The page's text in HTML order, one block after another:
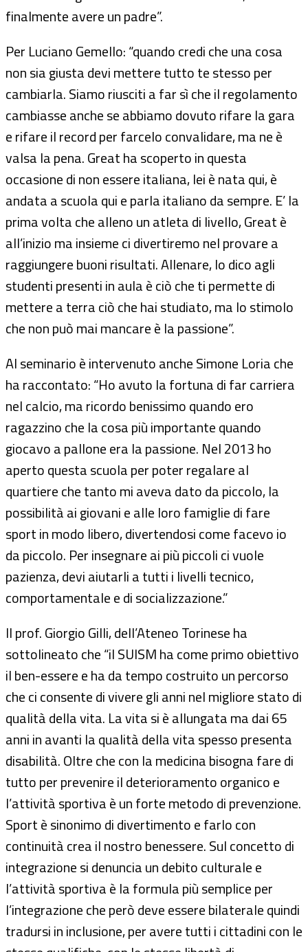
finalmente avere un padre”.
Per Luciano Gemello: “quando credi che una cosa
non sia giusta devi mettere tutto te stesso per
cambiarla. Siamo riusciti a far sì che il regolamento
cambiasse anche se abbiamo dovuto rifare la gara
e rifare il record per farcelo convalidare, ma ne è
valsa la pena. Great ha scoperto in questa
occasione di non essere italiana, lei è nata qui, è
andata a scuola qui e parla italiano da sempre. E’ la
prima volta che alleno un atleta di livello, Great è
all’inizio ma insieme ci divertiremo nel provare a
raggiungere buoni risultati. Allenare, lo dico agli
studenti presenti in aula è ciò che ti permette di
mettere a terra ciò che hai studiato, ma lo stimolo
che non può mai mancare è la passione”.
Al seminario è intervenuto anche Simone Loria che
ha raccontato: “Ho avuto la fortuna di far carriera
nel calcio, ma ricordo benissimo quando ero
ragazzino che la cosa più importante quando
giocavo a pallone era la passione. Nel 2013 ho
aperto questa scuola per poter regalare al
quartiere che tanto mi aveva dato da piccolo, la
possibilità ai giovani e alle loro famiglie di fare
sport in modo libero, divertendosi come facevo io
da piccolo. Per insegnare ai più piccoli ci vuole
pazienza, devi aiutarli a tutti i livelli tecnico,
comportamentale e di socializzazione.”
Il prof. Giorgio Gilli, dell’Ateneo Torinese ha
sottolineato che “il SUISM ha come primo obiettivo
il ben-essere e ha da tempo costruito un percorso
che ci consente di vivere gli anni nel migliore stato di
qualità della vita. La vita si è allungata ma dai 65
anni in avanti la qualità della vita spesso presenta
disabilità. Oltre che con la medicina bisogna fare di
tutto per prevenire il deterioramento organico e
l’attività sportiva è un forte metodo di prevenzione.
Sport è sinonimo di divertimento e farlo con
continuità crea il nostro benessere. Sul concetto di
integrazione si denuncia un debito culturale e
l’attività sportiva è la formula più semplice per
l’integrazione che però deve essere bilaterale quindi
tradursi in inclusione, per avere tutti i cittadini con le